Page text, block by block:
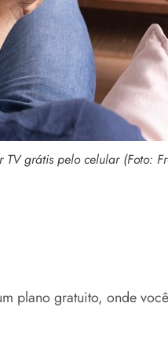
TV grátis pelo celular (Foto:
plano gratuito, onde